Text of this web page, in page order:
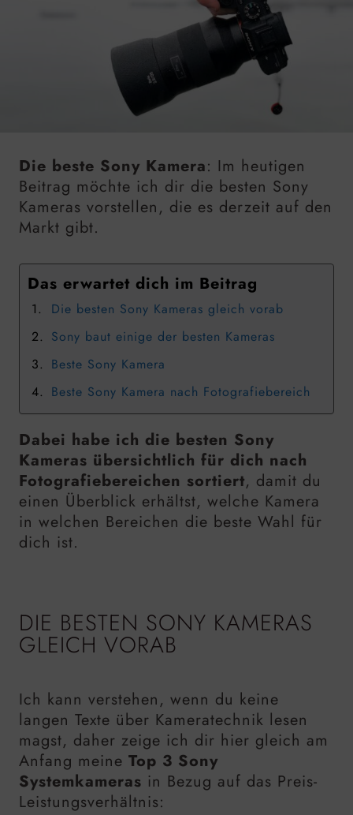
Die beste Sony Kamera: Im heutigen
Beitrag möchte ich dir die besten Sony
Kameras vorstellen, die es derzeit auf den
Markt gibt.
Das erwartet dich im Beitrag
Die besten Sony Kameras gleich vorab
Sony baut einige der besten Kameras
Beste Sony Kamera
Beste Sony Kamera nach Fotografiebereich
Dabei habe ich die besten Sony
Kameras übersichtlich für dich nach
Fotografiebereichen sortiert, damit du
einen Überblick erhältst, welche Kamera
in welchen Bereichen die beste Wahl für
dich ist.
DIE BESTEN SONY KAMERAS
GLEICH VORAB
Ich kann verstehen, wenn du keine
langen Texte über Kameratechnik lesen
magst, daher zeige ich dir hier gleich am
Anfang meine Top 3 Sony
Systemkameras in Bezug auf das Preis-
Leistungsverhältnis: